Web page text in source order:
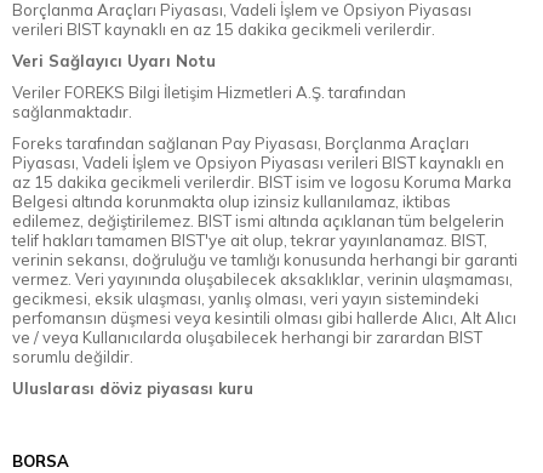
Borçlanma Araçları Piyasası, Vadeli İşlem ve Opsiyon Piyasası
verileri BIST kaynaklı en az 15 dakika gecikmeli verilerdir.
Veri Sağlayıcı Uyarı Notu
Veriler FOREKS Bilgi İletişim Hizmetleri A.Ş. tarafından
sağlanmaktadır.
Foreks tarafından sağlanan Pay Piyasası, Borçlanma Araçları
Piyasası, Vadeli İşlem ve Opsiyon Piyasası verileri BIST kaynaklı en
az 15 dakika gecikmeli verilerdir. BIST isim ve logosu Koruma Marka
Belgesi altında korunmakta olup izinsiz kullanılamaz, iktibas
edilemez, değiştirilemez. BIST ismi altında açıklanan tüm belgelerin
telif hakları tamamen BIST'ye ait olup, tekrar yayınlanamaz. BIST,
verinin sekansı, doğruluğu ve tamlığı konusunda herhangi bir garanti
vermez. Veri yayınında oluşabilecek aksaklıklar, verinin ulaşmaması,
gecikmesi, eksik ulaşması, yanlış olması, veri yayın sistemindeki
perfomansın düşmesi veya kesintili olması gibi hallerde Alıcı, Alt Alıcı
ve / veya Kullanıcılarda oluşabilecek herhangi bir zarardan BIST
sorumlu değildir.
Uluslarası döviz piyasası kuru
BORSA